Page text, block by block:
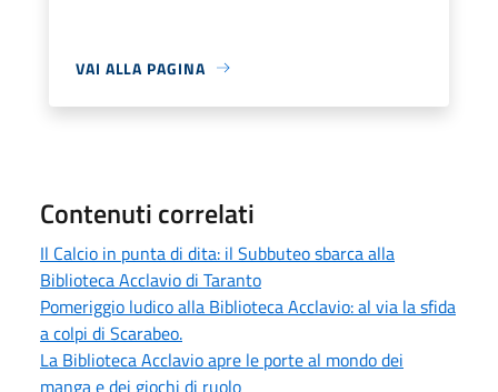
VAI ALLA PAGINA
Contenuti correlati
Il Calcio in punta di dita: il Subbuteo sbarca alla
Biblioteca Acclavio di Taranto
Pomeriggio ludico alla Biblioteca Acclavio: al via la sfida
a colpi di Scarabeo.
La Biblioteca Acclavio apre le porte al mondo dei
manga e dei giochi di ruolo